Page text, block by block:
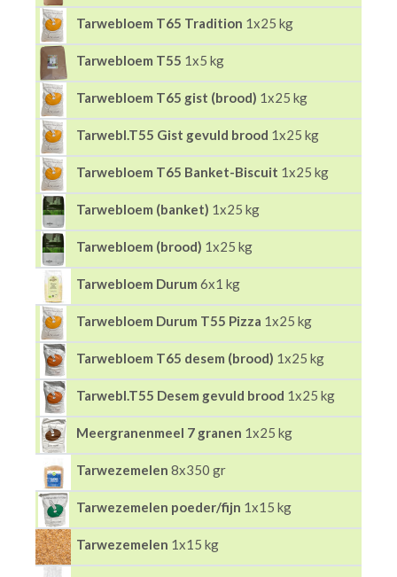
Tarwebloem T65 Tradition 1x25 kg
Tarwebloem T55 1x5 kg
Tarwebloem T65 gist (brood) 1x25 kg
Tarwebl.T55 Gist gevuld brood 1x25 kg
Tarwebloem T65 Banket-Biscuit 1x25 kg
Tarwebloem (banket) 1x25 kg
Tarwebloem (brood) 1x25 kg
Tarwebloem Durum 6x1 kg
Tarwebloem Durum T55 Pizza 1x25 kg
Tarwebloem T65 desem (brood) 1x25 kg
Tarwebl.T55 Desem gevuld brood 1x25 kg
Meergranenmeel 7 granen 1x25 kg
Tarwezemelen 8x350 gr
Tarwezemelen poeder/fijn 1x15 kg
Tarwezemelen 1x15 kg